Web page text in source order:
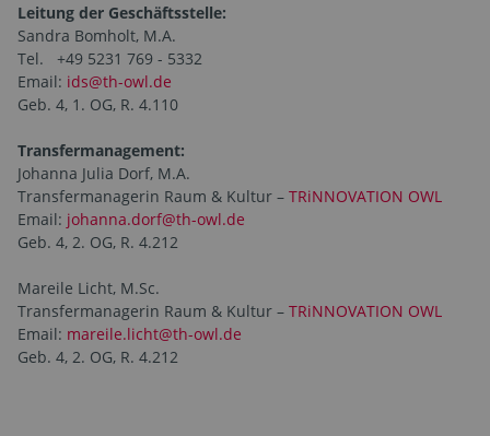
Leitung der Geschäftsstelle:
Sandra Bomholt, M.A.
Tel. +49 5231 769 - 5332
Email: ids@th-owl.de
Geb. 4, 1. OG, R. 4.110
Transfermanagement:
Johanna Julia Dorf, M.A.
Transfermanagerin Raum & Kultur – TRiNNOVATION OWL
Email: johanna.dorf@th-owl.de
Geb. 4, 2. OG, R. 4.212
Mareile Licht, M.Sc.
Transfermanagerin Raum & Kultur – TRiNNOVATION OWL
Email: mareile.licht@th-owl.de
Geb. 4, 2. OG, R. 4.212